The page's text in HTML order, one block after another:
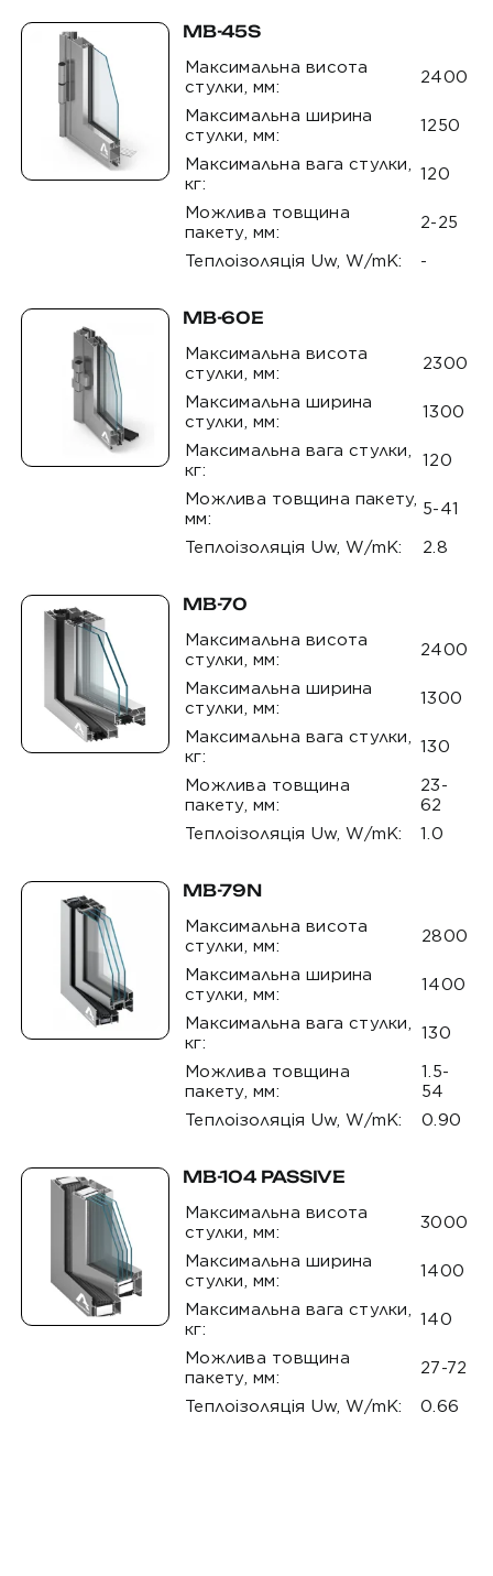
MB-45S
Максимальна висота
стулки, мм:
2400
Максимальна ширина
стулки, мм:
1250
Максимальна вага стулки,
кг:
120
Можлива товщина
пакету, мм:
2-25
Теплоізоляція Uw, W/mK:
-
MB-60E
Максимальна висота
стулки, мм:
2300
Максимальна ширина
стулки, мм:
1300
Максимальна вага стулки,
кг:
120
Можлива товщина пакету,
мм:
5-41
Теплоізоляція Uw, W/mK:
2.8
MB-70
Максимальна висота
стулки, мм:
2400
Максимальна ширина
стулки, мм:
1300
Максимальна вага стулки,
кг:
130
Можлива товщина
пакету, мм:
23-
62
Теплоізоляція Uw, W/mK:
1.0
MB-79N
Максимальна висота
стулки, мм:
2800
Максимальна ширина
стулки, мм:
1400
Максимальна вага стулки,
кг:
130
Можлива товщина
пакету, мм:
1.5-
54
Теплоізоляція Uw, W/mK:
0.90
MB-104 PASSIVE
Максимальна висота
стулки, мм:
3000
Максимальна ширина
стулки, мм:
1400
Максимальна вага стулки,
кг:
140
Можлива товщина
пакету, мм:
27-72
Теплоізоляція Uw, W/mK:
0.66